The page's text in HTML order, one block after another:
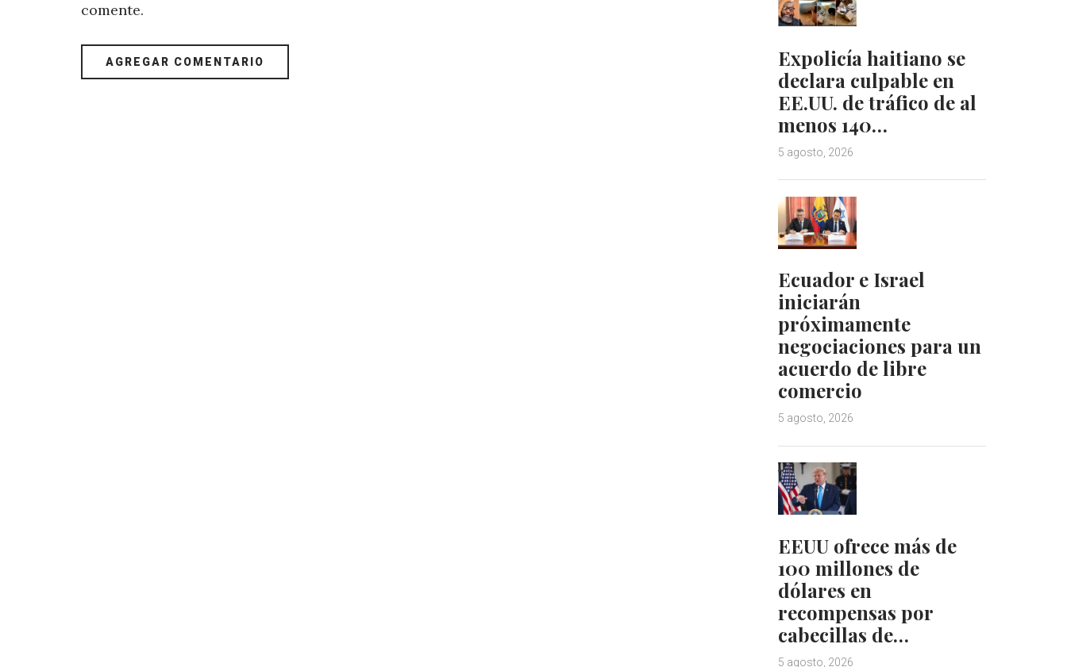
comente.
Expolicía haitiano se
declara culpable en
EE.UU. de tráfico de al
menos 140…
5 agosto, 2026
Ecuador e Israel
iniciarán
próximamente
negociaciones para un
acuerdo de libre
comercio
5 agosto, 2026
EEUU ofrece más de
100 millones de
dólares en
recompensas por
cabecillas de…
5 agosto, 2026